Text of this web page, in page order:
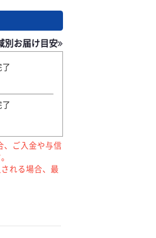
別お届け目安
ご入金や与信
れる場合、最